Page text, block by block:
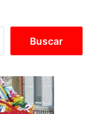
c
a
r